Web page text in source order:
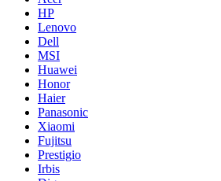
HP
Lenovo
Dell
MSI
Huawei
Honor
Haier
Panasonic
Xiaomi
Fujitsu
Prestigio
Irbis